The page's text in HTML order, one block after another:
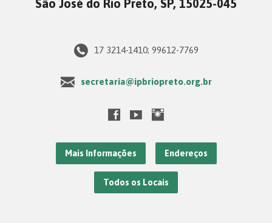
São José do Rio Preto, SP, 15025-045
17 3214-1410; 99612-7769
secretaria@ipbriopreto.org.br
Mais Informações Endereços
Todos os Locais